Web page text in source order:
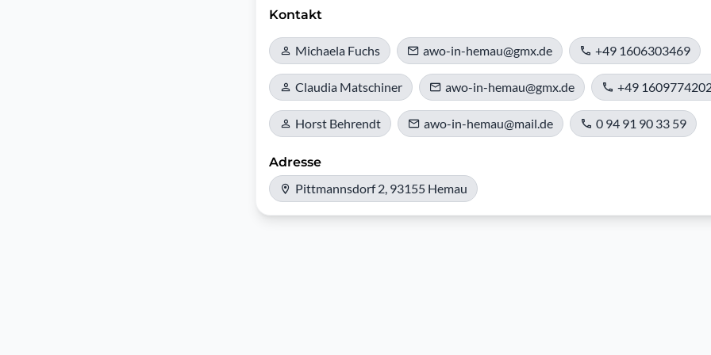
Kontakt
Michaela Fuchs awo-in-hemau@gmx.de +49 1606303469
Claudia Matschiner awo-in-hemau@gmx.de +49
Horst Behrendt awo-in-hemau@mail.de 0 94 91 90 33 59
Adresse
Pittmannsdorf 2, 93155 Hemau